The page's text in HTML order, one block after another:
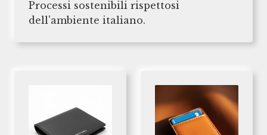
Processi sostenibili rispettosi
dell'ambiente italiano.